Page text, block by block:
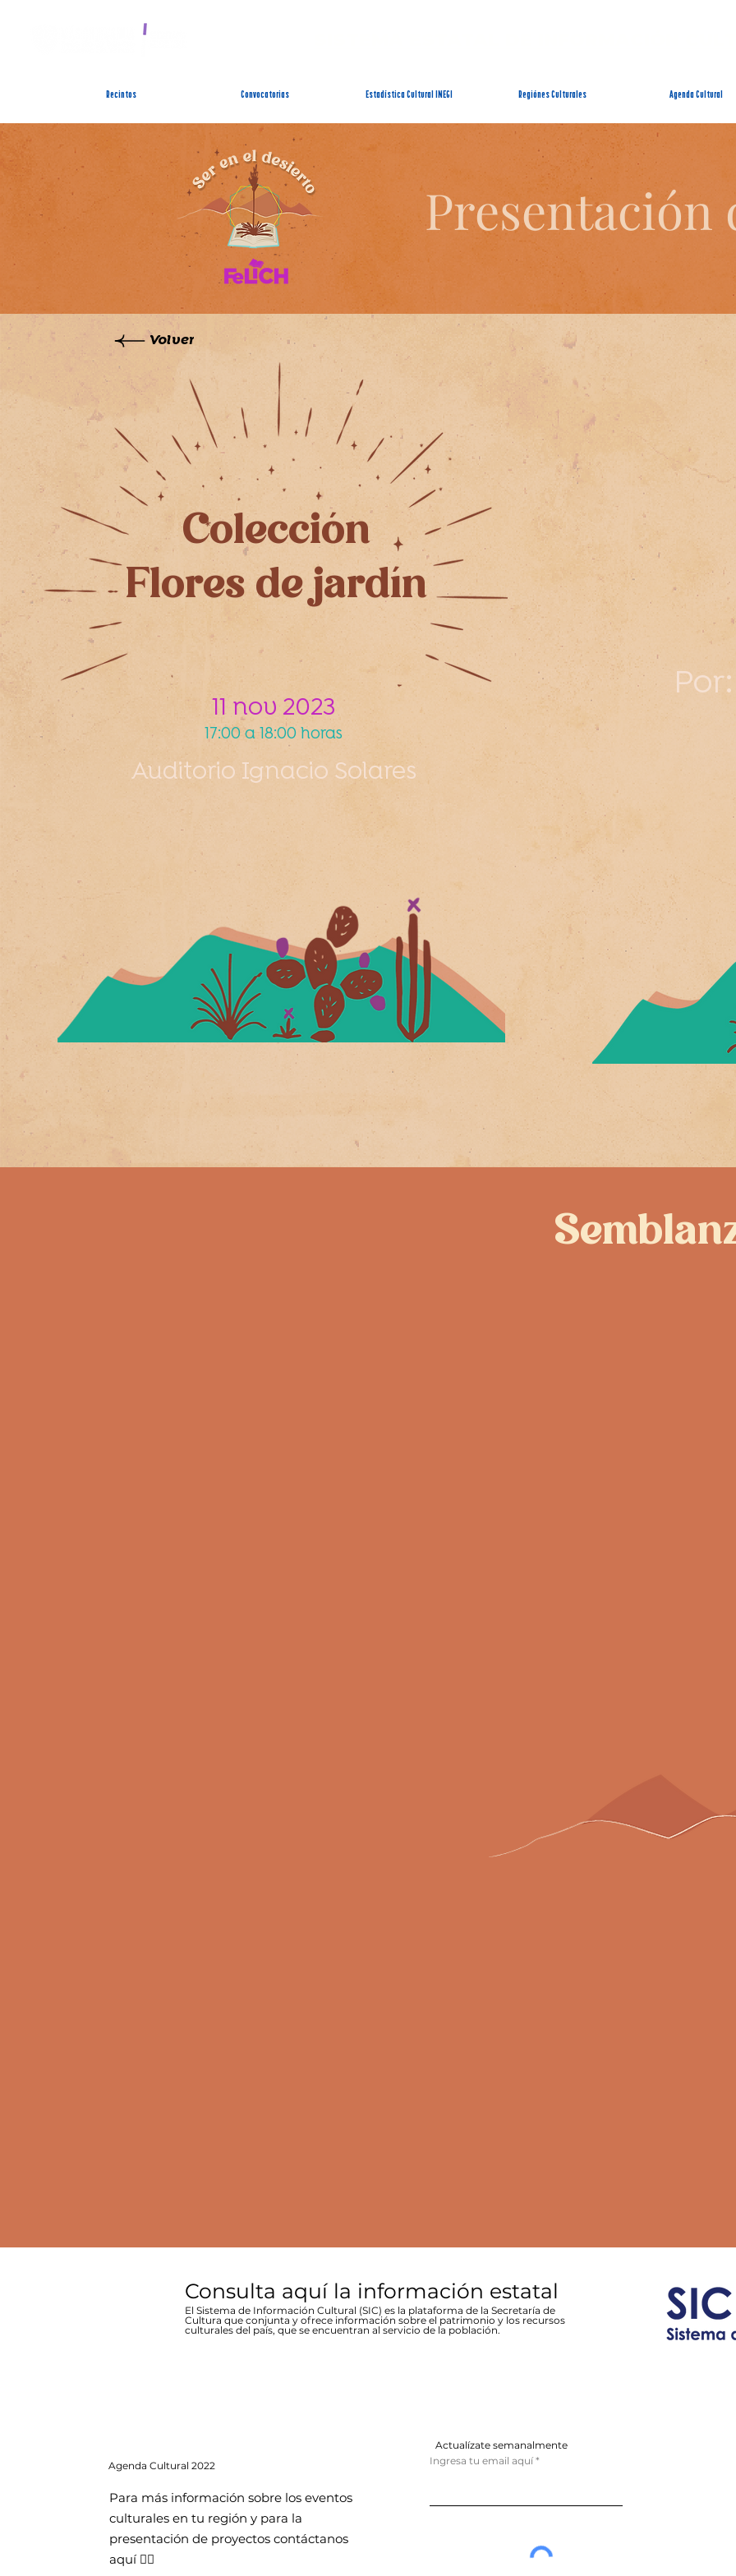
Recintos Convocatorias Estadística Cultural INEGI Regiónes Culturales Agenda Cultural
Presentación
Volver
Colección
Flores de jardín
11 nov 2023
17:00 a 18:00 horas
Auditorio Ignacio Solares
Por:
Consulta aquí la información estatal
El Sistema de Información Cultural (SIC) es la plataforma de la Secretaría de
Cultura que conjunta y ofrece información sobre el patrimonio y los recursos
culturales del país, que se encuentran al servicio de la población.
AgendaCultural 2022
Para más información sobre los eventos
culturales en tu región y para la
presentación de proyectos contáctanos
aquí 👇🏻
Actualízate semanalmente
Ingresa tu email aquí